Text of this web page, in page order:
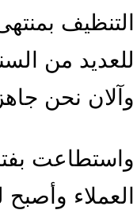
التنظيف
للعديد من
وآلان نحن
واستطاعت
العملاء